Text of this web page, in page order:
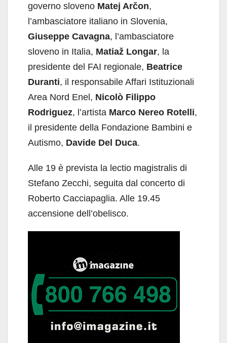
governo sloveno Matej Arčon,
l’ambasciatore italiano in Slovenia,
Giuseppe Cavagna, l’ambasciatore
sloveno in Italia, Matiaž Longar, la
presidente del FAI regionale, Beatrice
Duranti, il responsabile Affari Istituzionali
Area Nord Enel, Nicolò Filippo
Rodriguez, l’artista Marco Nereo Rotelli,
il presidente della Fondazione Bambini e
Autismo, Davide Del Duca.
Alle 19 è prevista la lectio magistralis di
Stefano Zecchi, seguita dal concerto di
Roberto Cacciapaglia. Alle 19.45
accensione dell’obelisco.